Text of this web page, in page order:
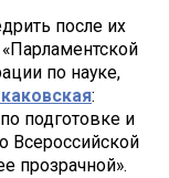
после их
по науке,
:
подготовке и
Всероссийской
прозрачной».